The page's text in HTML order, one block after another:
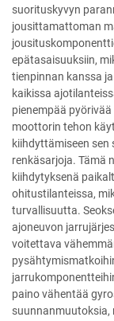
suorituskyvyn
jousittamattoman
epätasaisuuksiin,
tienpinnan kanssa
kaikissa
pienempää
moottorin tehon
kiihdyttämiseen
renkäsarjoja. Tämä
kiihdytyksenä
ohitustilanteissa,
turvallisuutta.
ajoneuvon
voitettava
paino vähentää
suunnanmuutoksia,